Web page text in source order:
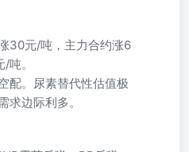
30元/吨，主力合约涨6
吨。
配。尿素替代性估值极
求边际利多。